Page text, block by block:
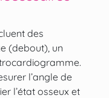
des
(debout), un
l’angle de
l’état osseux et